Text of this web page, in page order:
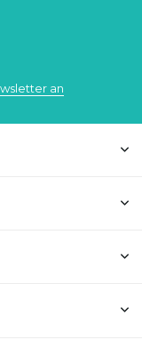
an